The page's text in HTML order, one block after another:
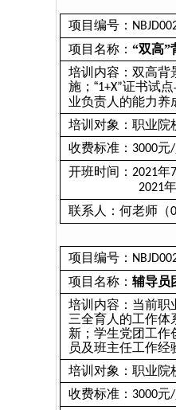
项目编号：
项目名称： “双高”
培训内容：双高背
施；“1+X”证书试
业负责人的能力养
培训对象：职业院
收费标准： 3000元/
开班时间： 2021年7
2021年
联系人：何老师（
项目编号：
项目名称： 辅导员
培训内容 ： 当前职
三全育人的工作体
新；学生党团工作
员及班主任工作经
培训对象：职业院
收费标准： 3000元/